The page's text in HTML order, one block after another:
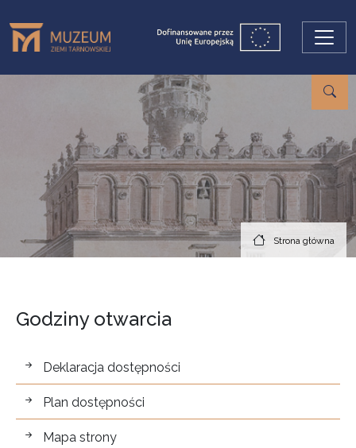
Strona główna
Godziny otwarcia
Dostępność
Deklaracja dostępności
Plan dostępności
Mapa strony